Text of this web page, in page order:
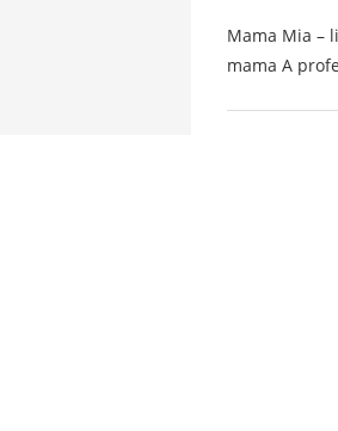
Mama Mia –
mama A